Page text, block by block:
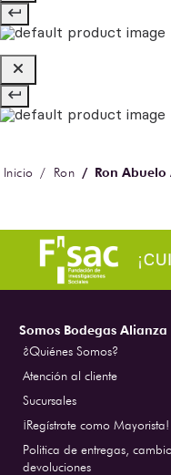
Ron Ron
Somos Bodegas Alianza
¿Quiénes Somos?
Atención al cliente
Sucursales
¡Regístrate como Mayorista!
Politica de entregas,
devoluciones